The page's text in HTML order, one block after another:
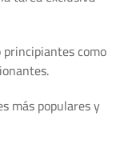
como
más populares y